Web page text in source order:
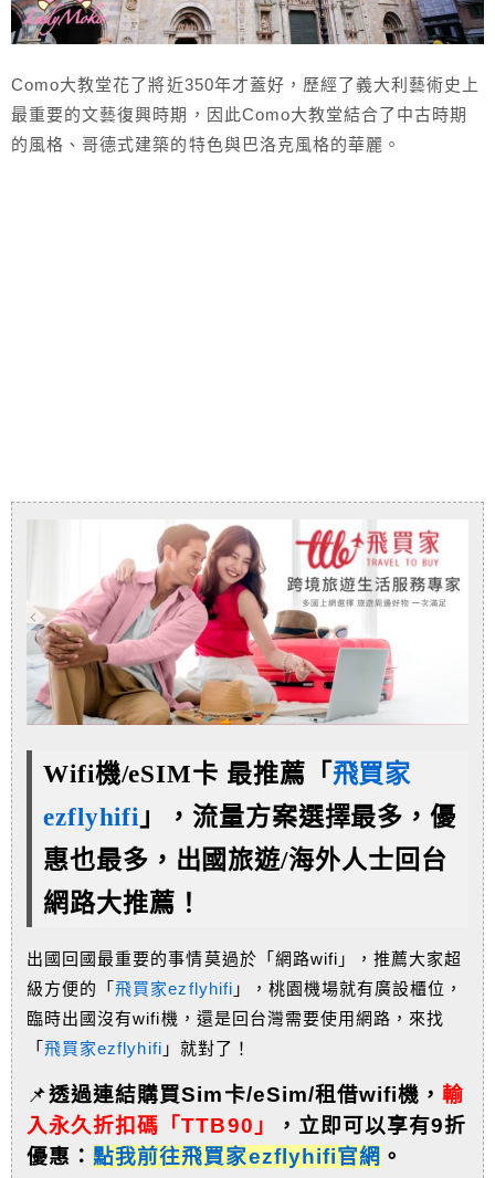
Como大教堂花了將近350年才蓋好，歷經了義大利藝術史上
最重要的文藝復興時期，因此Como大教堂結合了中古時期
的風格、哥德式建築的特色與巴洛克風格的華麗。
Wifi機/eSIM卡 最推薦「 飛買家
ezflyhifi 」，流量方案選擇最多，優
惠也最多， 出國旅遊/海外人士回台
網路大推薦！
出國回國最重要的事情莫過於「網路wifi」，推薦大家超
級方便的「飛買家ezflyhifi 」，桃園機場就有廣設櫃位，
臨時出國沒有wifi機，還是回台灣需要使用網路，來找
「飛買家ezflyhifi 」就對了！
📌透過連結購買Sim卡/eSim/租借wifi機，輸
入永久折扣碼「TTB90」
， 立即可以享有9折
優惠： 點我前往飛買家ezflyhifi官網 。